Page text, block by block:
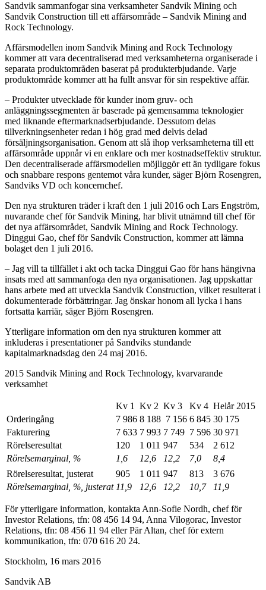
Sandvik sammanfogar sina verksamheter Sandvik Mining och
Sandvik Construction till ett affärsområde – Sandvik Mining and
Rock Technology.
Affärsmodellen inom Sandvik Mining and Rock Technology
kommer att vara decentraliserad med verksamheterna organiserade i
separata produktområden baserat på produkterbjudande. Varje
produktområde kommer att ha fullt ansvar för sin respektive affär.
– Produkter utvecklade för kunder inom gruv- och
anläggningssegmenten är baserade på gemensamma teknologier
med liknande eftermarknadserbjudande. Dessutom delas
tillverkningsenheter redan i hög grad med delvis delad
försäljningsorganisation. Genom att slå ihop verksamheterna till ett
affärsområde uppnår vi en enklare och mer kostnadseffektiv struktur.
Den decentraliserade affärsmodellen möjliggör ett än tydligare fokus
och snabbare respons gentemot våra kunder, säger Björn Rosengren,
Sandviks VD och koncernchef.
Den nya strukturen träder i kraft den 1 juli 2016 och Lars Engström,
nuvarande chef för Sandvik Mining, har blivit utnämnd till chef för
det nya affärsområdet, Sandvik Mining and Rock Technology.
Dinggui Gao, chef för Sandvik Construction, kommer att lämna
bolaget den 1 juli 2016.
– Jag vill ta tillfället i akt och tacka Dinggui Gao för hans hängivna
insats med att sammanfoga den nya organisationen. Jag uppskattar
hans arbete med att utveckla Sandvik Construction, vilket resulterat i
dokumenterade förbättringar. Jag önskar honom all lycka i hans
fortsatta karriär, säger Björn Rosengren.
Ytterligare information om den nya strukturen kommer att
inkluderas i presentationer på Sandviks stundande
kapitalmarknadsdag den 24 maj 2016.
2015 Sandvik Mining and Rock Technology, kvarvarande
verksamhet
Kv 1 Kv 2 Kv 3 Kv 4 Helår 2015
Orderingång
7 986 8 188 7 156 6 845 30 175
Fakturering
7 633 7 993 7 749 7 596 30 971
Rörelseresultat
120 1 011 947 534
2 612
Rörelsemarginal, %
1,6 12,6 12,2 7,0
8,4
Rörelseresultat, justerat
905 1 011 947 813
3 676
Rörelsemarginal, %, justerat 11,9 12,6 12,2 10,7 11,9
För ytterligare information, kontakta Ann-Sofie Nordh, chef för
Investor Relations, tfn: 08 456 14 94, Anna Vilogorac, Investor
Relations, tfn: 08 456 11 94 eller Pär Altan, chef för extern
kommunikation, tfn: 070 616 20 24.
Stockholm, 16 mars 2016
Sandvik AB